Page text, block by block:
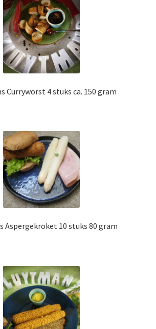
Curryworst 4 stuks ca. 150 gram
Aspergekroket 10 stuks 80 gram